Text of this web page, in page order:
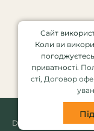
DRUK © 2026
Сайт
Коли ви
приватності.
сті, Договор